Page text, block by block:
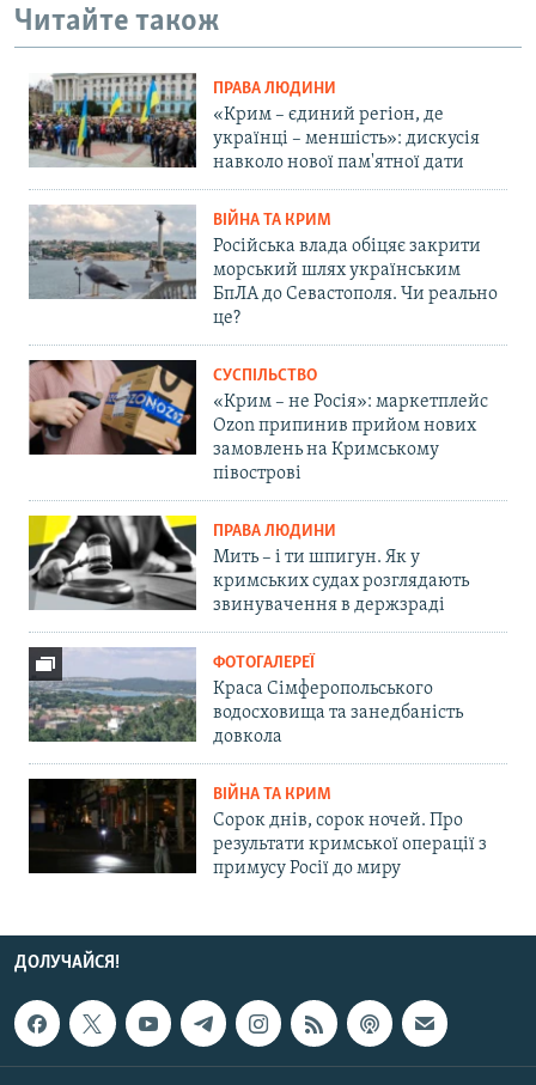
Читайте також
ПРАВА ЛЮДИНИ
«Крим – єдиний регіон, де
українці – меншість»: дискусія
навколо нової пам'ятної дати
ВІЙНА ТА КРИМ
Російська влада обіцяє закрити
морський шлях українським
БпЛА до Севастополя. Чи реально
це?
СУСПІЛЬСТВО
«Крим – не Росія»: маркетплейс
Ozon припинив прийом нових
замовлень на Кримському
півострові
ПРАВА ЛЮДИНИ
Мить – і ти шпигун. Як у
кримських судах розглядають
звинувачення в держзраді
ФОТОГАЛЕРЕЇ
Краса Сімферопольського
водосховища та занедбаність
довкола
ВІЙНА ТА КРИМ
Сорок днів, сорок ночей. Про
результати кримської операції з
примусу Росії до миру
ДОЛУЧАЙСЯ!